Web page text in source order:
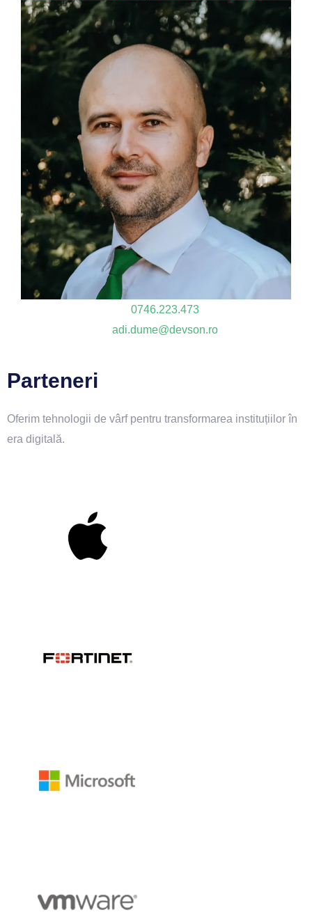
0746.223.473
adi.dume@devson.ro
Parteneri
Oferim tehnologii de vârf pentru transformarea instituțiilor în
era digitală.